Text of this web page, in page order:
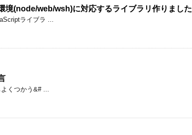
境(node/web/wsh)に対応するライブラリ作りました
ライブラ ...
くつかう&# ...